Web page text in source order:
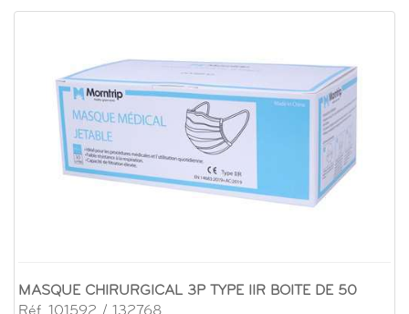
MASQUE CHIRURGICAL 3P TYPE IIR BOITE DE 50